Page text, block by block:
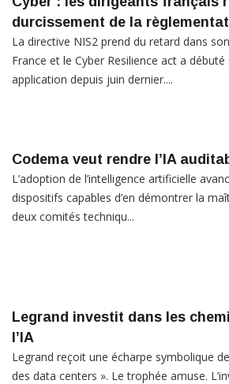
durcissement de la
La directive NIS2 prend du retard dans
France et le Cyber Resilience act a
application depuis juin dernier....
Codema veut rendre l’IA
L’adoption de l’intelligence artificielle
dispositifs capables d’en démontrer la
deux comités techniqu...
Legrand investit dans les
l’IA
Legrand reçoit une écharpe symbolique
des data centers ». Le trophée amuse.